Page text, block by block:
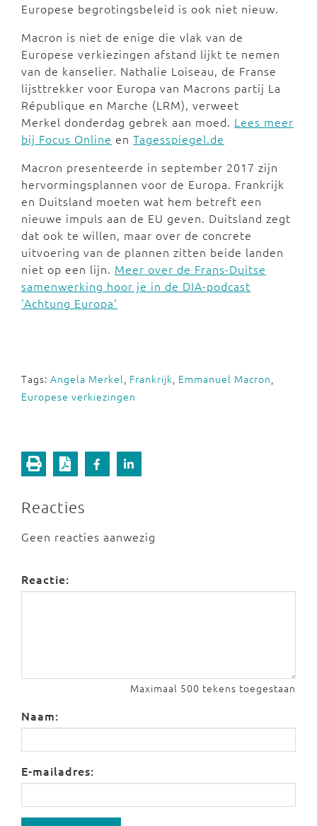
Europese begrotingsbeleid is ook niet nieuw.
Macron is niet de enige die vlak van de
Europese verkiezingen afstand lijkt te nemen
van de kanselier. Nathalie Loiseau, de Franse
lijsttrekker voor Europa van Macrons partij La
République en Marche (LRM), verweet
Merkel donderdag gebrek aan moed. Lees meer
bij Focus Online en Tagesspiegel.de
Macron presenteerde in september 2017 zijn
hervormingsplannen voor de Europa. Frankrijk
en Duitsland moeten wat hem betreft een
nieuwe impuls aan de EU geven. Duitsland zegt
dat ook te willen, maar over de concrete
uitvoering van de plannen zitten beide landen
niet op een lijn. Meer over de Frans-Duitse
samenwerking hoor je in de DIA-podcast
'Achtung Europa'
Tags: Angela Merkel, Frankrijk, Emmanuel Macron,
Europese verkiezingen
Reacties
Geen reacties aanwezig
Reactie:
Maximaal 500 tekens toegestaan
Naam:
E-mailadres: